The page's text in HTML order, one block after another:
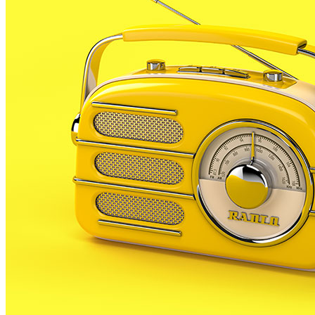
planta farmacèutica de Malgrat , juntament amb la
de Sistema de Qualitat i segons l’empresa respon a la
política de la companyia de millora continua i
compromís amb el medi ambient.La planta de la
multinacional ha reduït el seu consum d’aigua
potenciant la refrigeració en circuit tancat i apostant
per un consum responsable. A més, des del 97
compta amb una depuradora d’aigües residuals, i
està elaborant projectes per reduir la producció de
residus i alhora reaprofitar-los
L’empresa destaca que ara fa 2 anys la planta va
posar en marxa una centre de tractament de
compost orgànic, que ha permès reduir les emissions